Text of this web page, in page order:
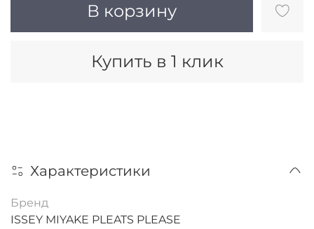
В корзину
Купить в 1 клик
Характеристики
Бренд
ISSEY MIYAKE PLEATS PLEASE